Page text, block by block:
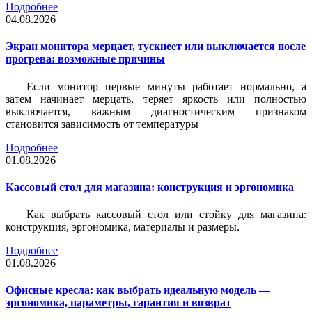
Подробнее
04.08.2026
Экран монитора мерцает, тускнеет или выключается после
прогрева: возможные причины
Если монитор первые минуты работает нормально, а
затем начинает мерцать, теряет яркость или полностью
выключается, важным диагностическим признаком
становится зависимость от температуры
Подробнее
01.08.2026
Кассовый стол для магазина: конструкция и эргономика
Как выбрать кассовый стол или стойку для магазина:
конструкция, эргономика, материалы и размеры.
Подробнее
01.08.2026
Офисные кресла: как выбрать идеальную модель —
эргономика, параметры, гарантия и возврат